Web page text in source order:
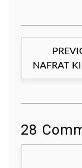
Post
NAFRAT
28